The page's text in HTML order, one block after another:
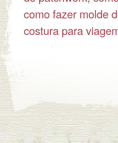
como fazer molde
costura para